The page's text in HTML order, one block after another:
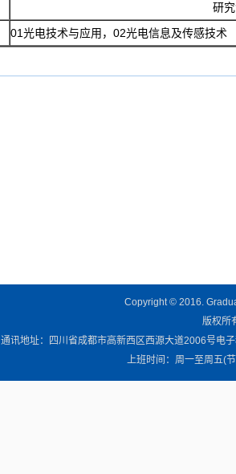
研
01光电技术与应用，02光电信息及传感技术
Copyright © 2016.
版权所
通讯地址：四川省成都市高新西区西源大道2006号电
上班时间：周一至周五(